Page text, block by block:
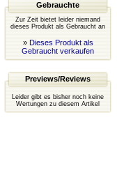
Gebrauchte
Zur Zeit bietet leider niemand
dieses Produkt als Gebraucht an
» Dieses Produkt als
Gebraucht verkaufen
Previews/Reviews
Leider gibt es bisher noch keine
Wertungen zu diesem Artikel